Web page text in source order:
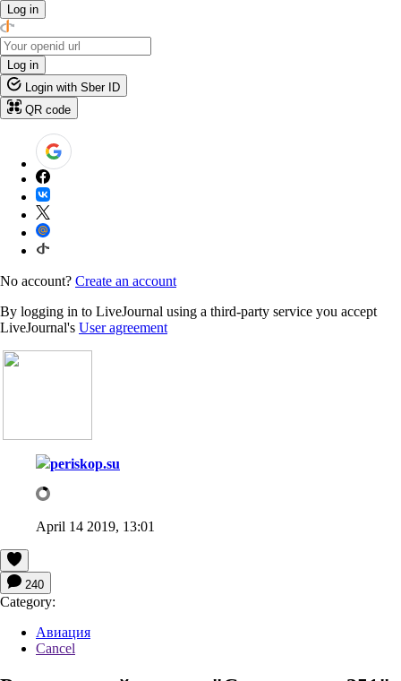
Log in
Log in
Login with Sber ID
QR code
No account? Create an account
By logging in to LiveJournal using a third-party service you accept
LiveJournal's User agreement
periskop.su
April 14 2019, 13:01
240
Category:
Авиация
Cancel